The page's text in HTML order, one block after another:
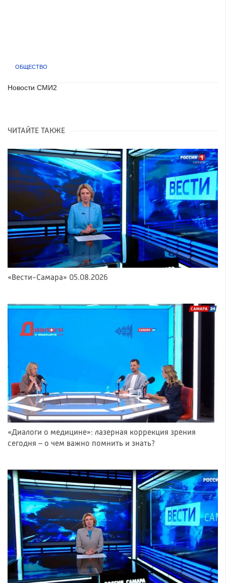
ОБЩЕСТВО
Новости СМИ2
ЧИТАЙТЕ ТАКЖЕ
«Вести-Самара» 05.08.2026
«Диалоги о медицине»: лазерная коррекция зрения
сегодня – о чем важно помнить и знать?